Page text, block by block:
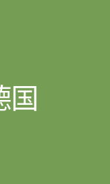
国